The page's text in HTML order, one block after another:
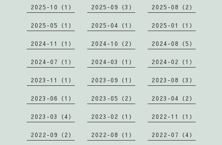
2025-10（1） 2025-09（3） 2025-08（2）
2025-05（1） 2025-04（1） 2025-01（1）
2024-11（1） 2024-10（2） 2024-08（5）
2024-07（1） 2024-03（1） 2024-02（1）
2023-11（1） 2023-09（1） 2023-08（3）
2023-06（1） 2023-05（2） 2023-04（2）
2023-03（4） 2023-02（1） 2022-11（1）
2022-09（2） 2022-08（1） 2022-07（4）